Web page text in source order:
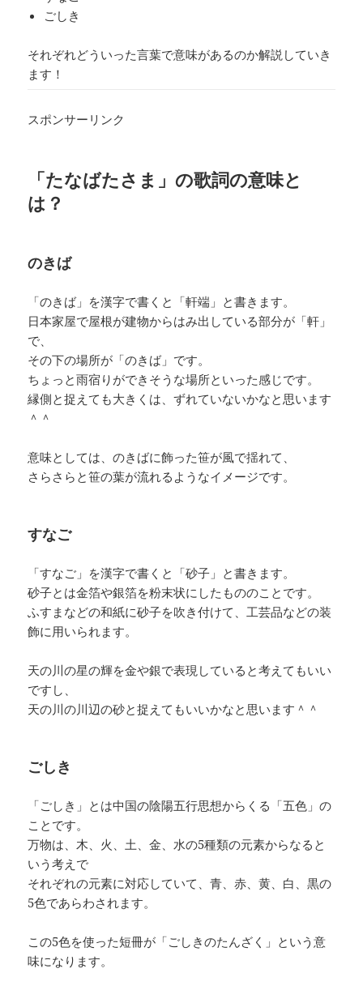
ごしき
それぞれどういった言葉で意味があるのか解説していき
ます！
スポンサーリンク
「たなばたさま」の歌詞の意味と
は？
のきば
「のきば」を漢字で書くと「軒端」と書きます。
日本家屋で屋根が建物からはみ出している部分が「軒」
で、
その下の場所が「のきば」です。
ちょっと雨宿りができそうな場所といった感じです。
縁側と捉えても大きくは、ずれていないかなと思います
＾＾
意味としては、のきばに飾った笹が風で揺れて、
さらさらと笹の葉が流れるようなイメージです。
すなご
「すなご」を漢字で書くと「砂子」と書きます。
砂子とは金箔や銀箔を粉末状にしたもののことです。
ふすまなどの和紙に砂子を吹き付けて、工芸品などの装
飾に用いられます。
天の川の星の輝を金や銀で表現していると考えてもいい
ですし、
天の川の川辺の砂と捉えてもいいかなと思います＾＾
ごしき
「ごしき」とは中国の陰陽五行思想からくる「五色」の
ことです。
万物は、木、火、土、金、水の5種類の元素からなると
いう考えで
それぞれの元素に対応していて、青、赤、黄、白、黒の
5色であらわされます。
この5色を使った短冊が「ごしきのたんざく」という意
味になります。